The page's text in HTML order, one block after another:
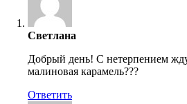
Светлана
Добрый день! С нетерпением
малиновая карамель???
Ответить